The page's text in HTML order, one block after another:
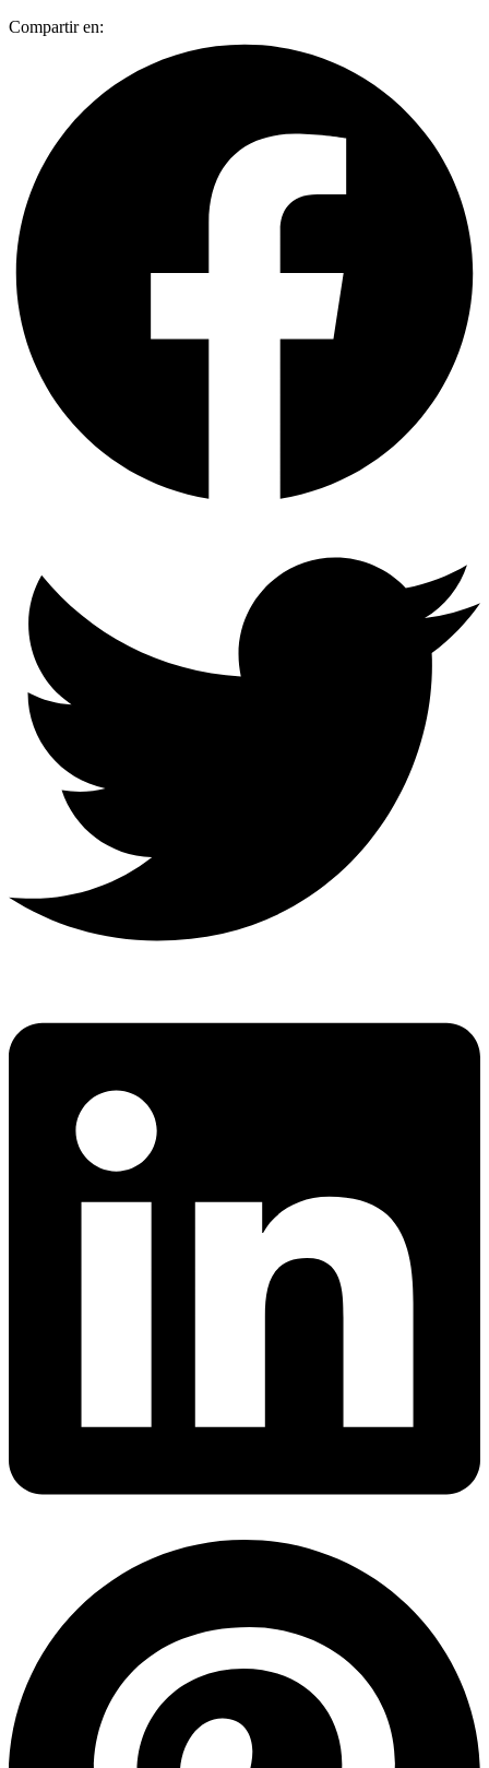
Compartir en: